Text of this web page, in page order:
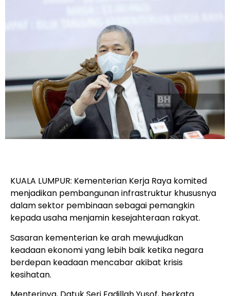
KUALA LUMPUR: Kementerian Kerja Raya komited
menjadikan pembangunan infrastruktur khususnya
dalam sektor pembinaan sebagai pemangkin
kepada usaha menjamin kesejahteraan rakyat.
Sasaran kementerian ke arah mewujudkan
keadaan ekonomi yang lebih baik ketika negara
berdepan keadaan mencabar akibat krisis
kesihatan.